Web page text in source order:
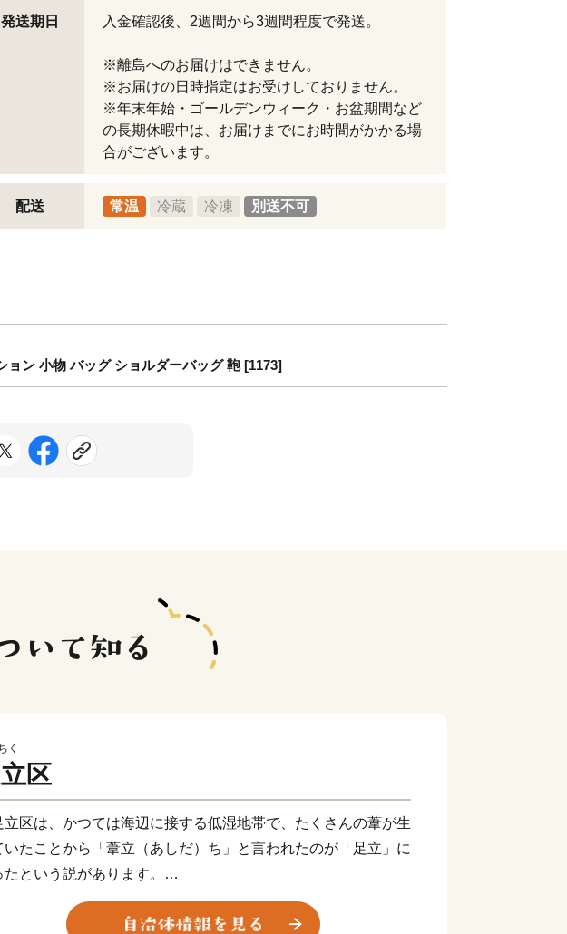
発送期日 入金確認後、2週間から3週間程度で発送。
※離島へのお届けはできません。
※お届けの日時指定はお受けしておりません。
※年末年始・ゴールデンウィーク・お盆期間など
の長期休暇中は、お届けまでにお時間がかかる場
合がございます。
配送 常温 冷蔵 冷凍 別送不可
ン 小物 バッグ ショルダーバッグ 鞄 [1173]
く
区
区は、かつては海辺に接する低湿地帯で、たくさんの葦が生
いたことから「葦立（あしだ）ち」と言われたのが「足立」に
たという説があります。
な足立区が発展をはじめたのは、江戸時代に日光街道第一の
として「千住宿」が設けられ、松尾芭蕉の「『奥の細道』旅立